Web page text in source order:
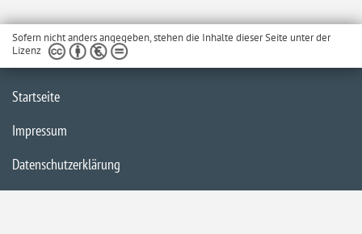
Sofern nicht anders angegeben, stehen die Inhalte dieser Seite unter der
Lizenz
Startseite
Impressum
Datenschutzerklärung